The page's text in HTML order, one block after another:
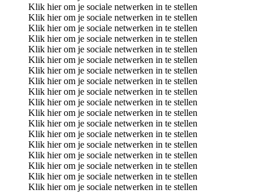
Klik hier om je sociale netwerken in te stellen
Klik hier om je sociale netwerken in te stellen
Klik hier om je sociale netwerken in te stellen
Klik hier om je sociale netwerken in te stellen
Klik hier om je sociale netwerken in te stellen
Klik hier om je sociale netwerken in te stellen
Klik hier om je sociale netwerken in te stellen
Klik hier om je sociale netwerken in te stellen
Klik hier om je sociale netwerken in te stellen
Klik hier om je sociale netwerken in te stellen
Klik hier om je sociale netwerken in te stellen
Klik hier om je sociale netwerken in te stellen
Klik hier om je sociale netwerken in te stellen
Klik hier om je sociale netwerken in te stellen
Klik hier om je sociale netwerken in te stellen
Klik hier om je sociale netwerken in te stellen
Klik hier om je sociale netwerken in te stellen
Klik hier om je sociale netwerken in te stellen